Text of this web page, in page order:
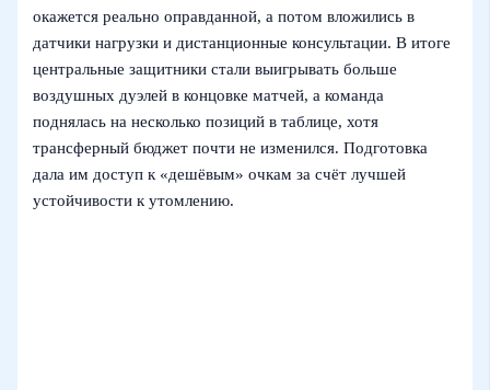
окажется реально оправданной, а потом вложились в
датчики нагрузки и дистанционные консультации. В итоге
центральные защитники стали выигрывать больше
воздушных дуэлей в концовке матчей, а команда
поднялась на несколько позиций в таблице, хотя
трансферный бюджет почти не изменился. Подготовка
дала им доступ к «дешёвым» очкам за счёт лучшей
устойчивости к утомлению.